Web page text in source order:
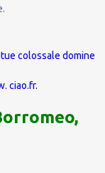
colossale domine
ciao.fr.